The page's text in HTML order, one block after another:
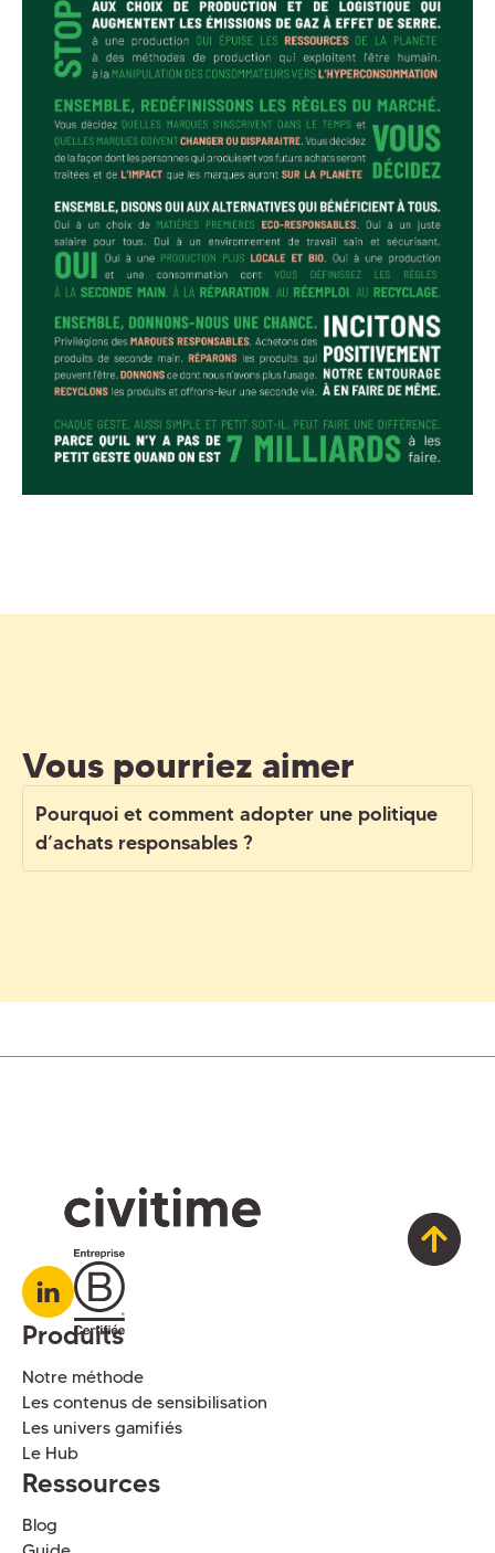
Vous pourriez aimer
Pourquoi et comment adopter une politique
d’achats responsables ?
Produits
Notre méthode
Les contenus de sensibilisation
Les univers gamifiés
Le Hub
Ressources
Blog